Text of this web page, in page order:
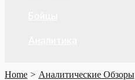
Home Аналитические Обзоры